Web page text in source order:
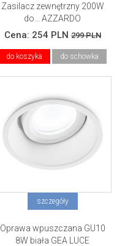
Zasilacz zewnętrzny 200W
do... AZZARDO
Cena: 254 PLN 299 PLN
do koszyka do schowka
szczegóły
Oprawa wpuszczana GU10
8W biała GEA LUCE